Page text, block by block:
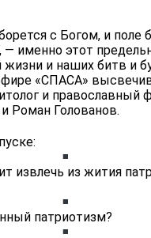
с Богом, и поле
— именно этот
и наших битв и
«СПАСА»
и православный
Роман Голованов.
извлечь из жития
патриотизм?